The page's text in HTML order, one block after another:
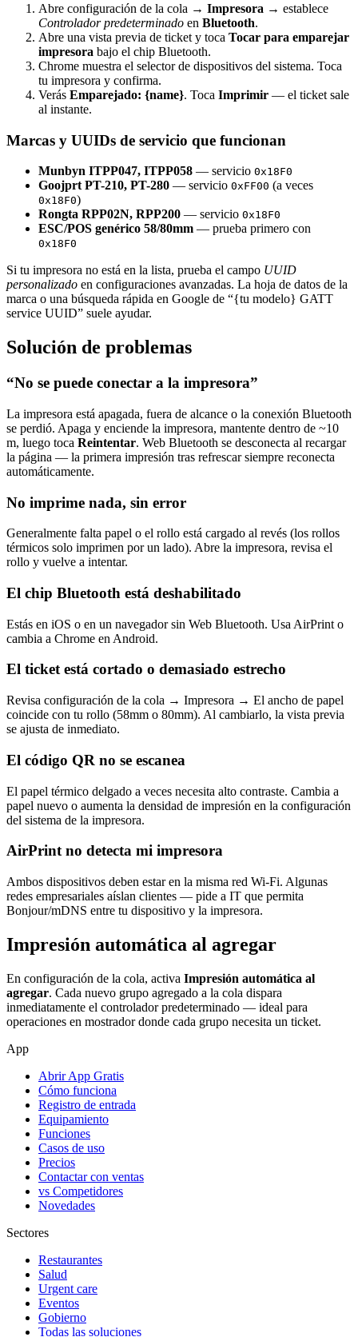
Abre configuración de la cola → Impresora → establece
Controlador predeterminado en Bluetooth.
Abre una vista previa de ticket y toca Tocar para emparejar
impresora bajo el chip Bluetooth.
Chrome muestra el selector de dispositivos del sistema. Toca
tu impresora y confirma.
Verás Emparejado: {name}. Toca Imprimir — el ticket sale
al instante.
Marcas y UUIDs de servicio que funcionan
Munbyn ITPP047, ITPP058 — servicio 0x18F0
Goojprt PT-210, PT-280 — servicio 0xFF00 (a veces
0x18F0)
Rongta RPP02N, RPP200 — servicio 0x18F0
ESC/POS genérico 58/80mm — prueba primero con
0x18F0
Si tu impresora no está en la lista, prueba el campo UUID
personalizado en configuraciones avanzadas. La hoja de datos de la
marca o una búsqueda rápida en Google de “{tu modelo} GATT
service UUID” suele ayudar.
Solución de problemas
“No se puede conectar a la impresora”
La impresora está apagada, fuera de alcance o la conexión Bluetooth
se perdió. Apaga y enciende la impresora, mantente dentro de ~10
m, luego toca Reintentar. Web Bluetooth se desconecta al recargar
la página — la primera impresión tras refrescar siempre reconecta
automáticamente.
No imprime nada, sin error
Generalmente falta papel o el rollo está cargado al revés (los rollos
térmicos solo imprimen por un lado). Abre la impresora, revisa el
rollo y vuelve a intentar.
El chip Bluetooth está deshabilitado
Estás en iOS o en un navegador sin Web Bluetooth. Usa AirPrint o
cambia a Chrome en Android.
El ticket está cortado o demasiado estrecho
Revisa configuración de la cola → Impresora → El ancho de papel
coincide con tu rollo (58mm o 80mm). Al cambiarlo, la vista previa
se ajusta de inmediato.
El código QR no se escanea
El papel térmico delgado a veces necesita alto contraste. Cambia a
papel nuevo o aumenta la densidad de impresión en la configuración
del sistema de la impresora.
AirPrint no detecta mi impresora
Ambos dispositivos deben estar en la misma red Wi-Fi. Algunas
redes empresariales aíslan clientes — pide a IT que permita
Bonjour/mDNS entre tu dispositivo y la impresora.
Impresión automática al agregar
En configuración de la cola, activa Impresión automática al
agregar. Cada nuevo grupo agregado a la cola dispara
inmediatamente el controlador predeterminado — ideal para
operaciones en mostrador donde cada grupo necesita un ticket.
App
Abrir App Gratis
Cómo funciona
Registro de entrada
Equipamiento
Funciones
Casos de uso
Precios
Contactar con ventas
vs Competidores
Novedades
Sectores
Restaurantes
Salud
Urgent care
Eventos
Gobierno
Todas las soluciones